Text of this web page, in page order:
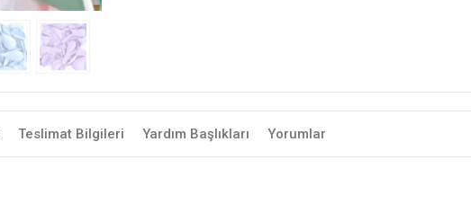
Teslimat Bilgileri Yardım Başlıkları Yorumlar